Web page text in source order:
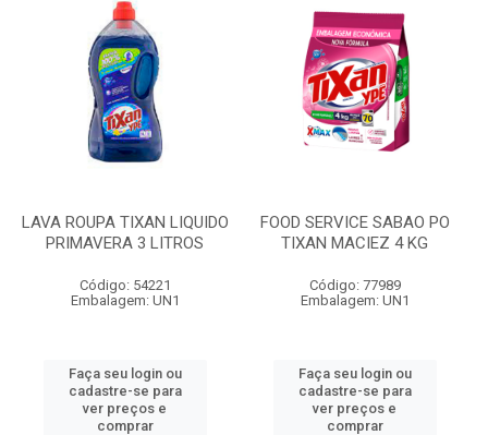
LAVA ROUPA TIXAN LIQUIDO
PRIMAVERA 3 LITROS
Código: 54221
Embalagem: UN1
Faça seu login ou
cadastre-se para
ver preços e
comprar
FOOD SERVICE SABAO PO
TIXAN MACIEZ 4 KG
Código: 77989
Embalagem: UN1
Faça seu login ou
cadastre-se para
ver preços e
comprar